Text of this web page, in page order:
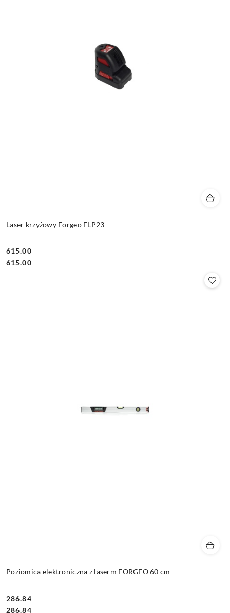
Laser krzyżowy Forgeo FLP23
Cena:
615.00
Cena:
615.00
Poziomica elektroniczna z laserm FORGEO 60 cm
Cena:
286.84
Cena:
286.84